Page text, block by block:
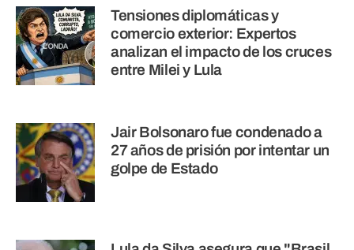
Tensiones diplomáticas y
comercio exterior: Expertos
analizan el impacto de los cruces
entre Milei y Lula
Jair Bolsonaro fue condenado a
27 años de prisión por intentar un
golpe de Estado